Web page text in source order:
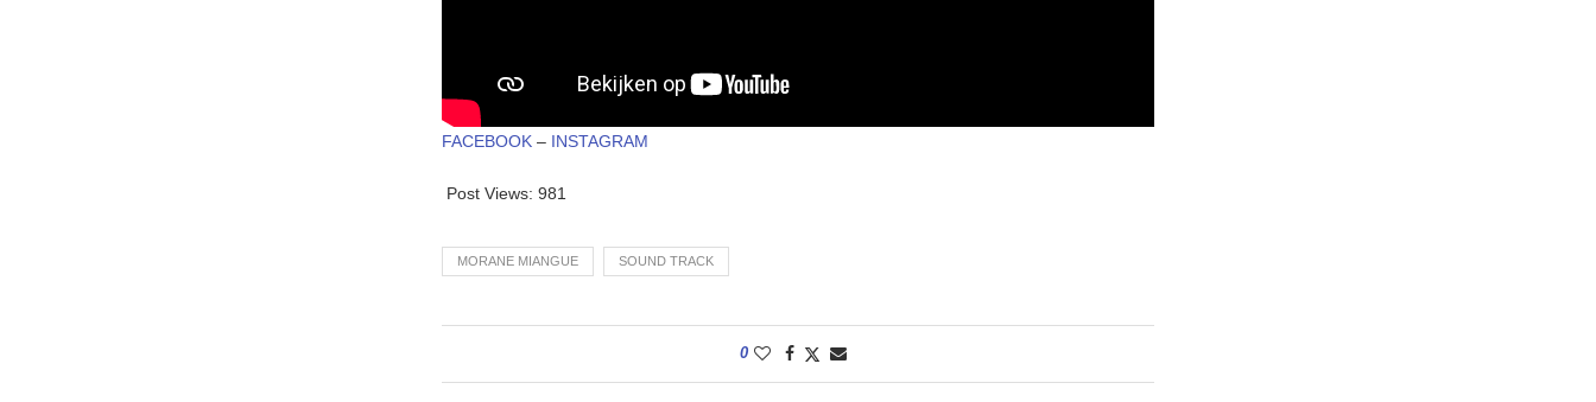
FACEBOOK – INSTAGRAM
Post Views: 981
MORANE MIANGUE SOUND TRACK
0